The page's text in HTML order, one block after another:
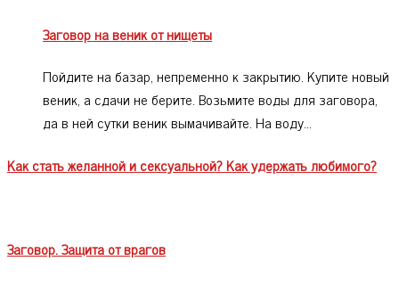
Заговор на веник от нищеты
Пойдите на базар, непременно к закрытию. Купите новый
веник, а сдачи не берите. Возьмите воды для заговора,
да в ней сутки веник вымачивайте. На воду…
Как стать желанной и сексуальной? Как удержать любимого?
Заговор. Защита от врагов